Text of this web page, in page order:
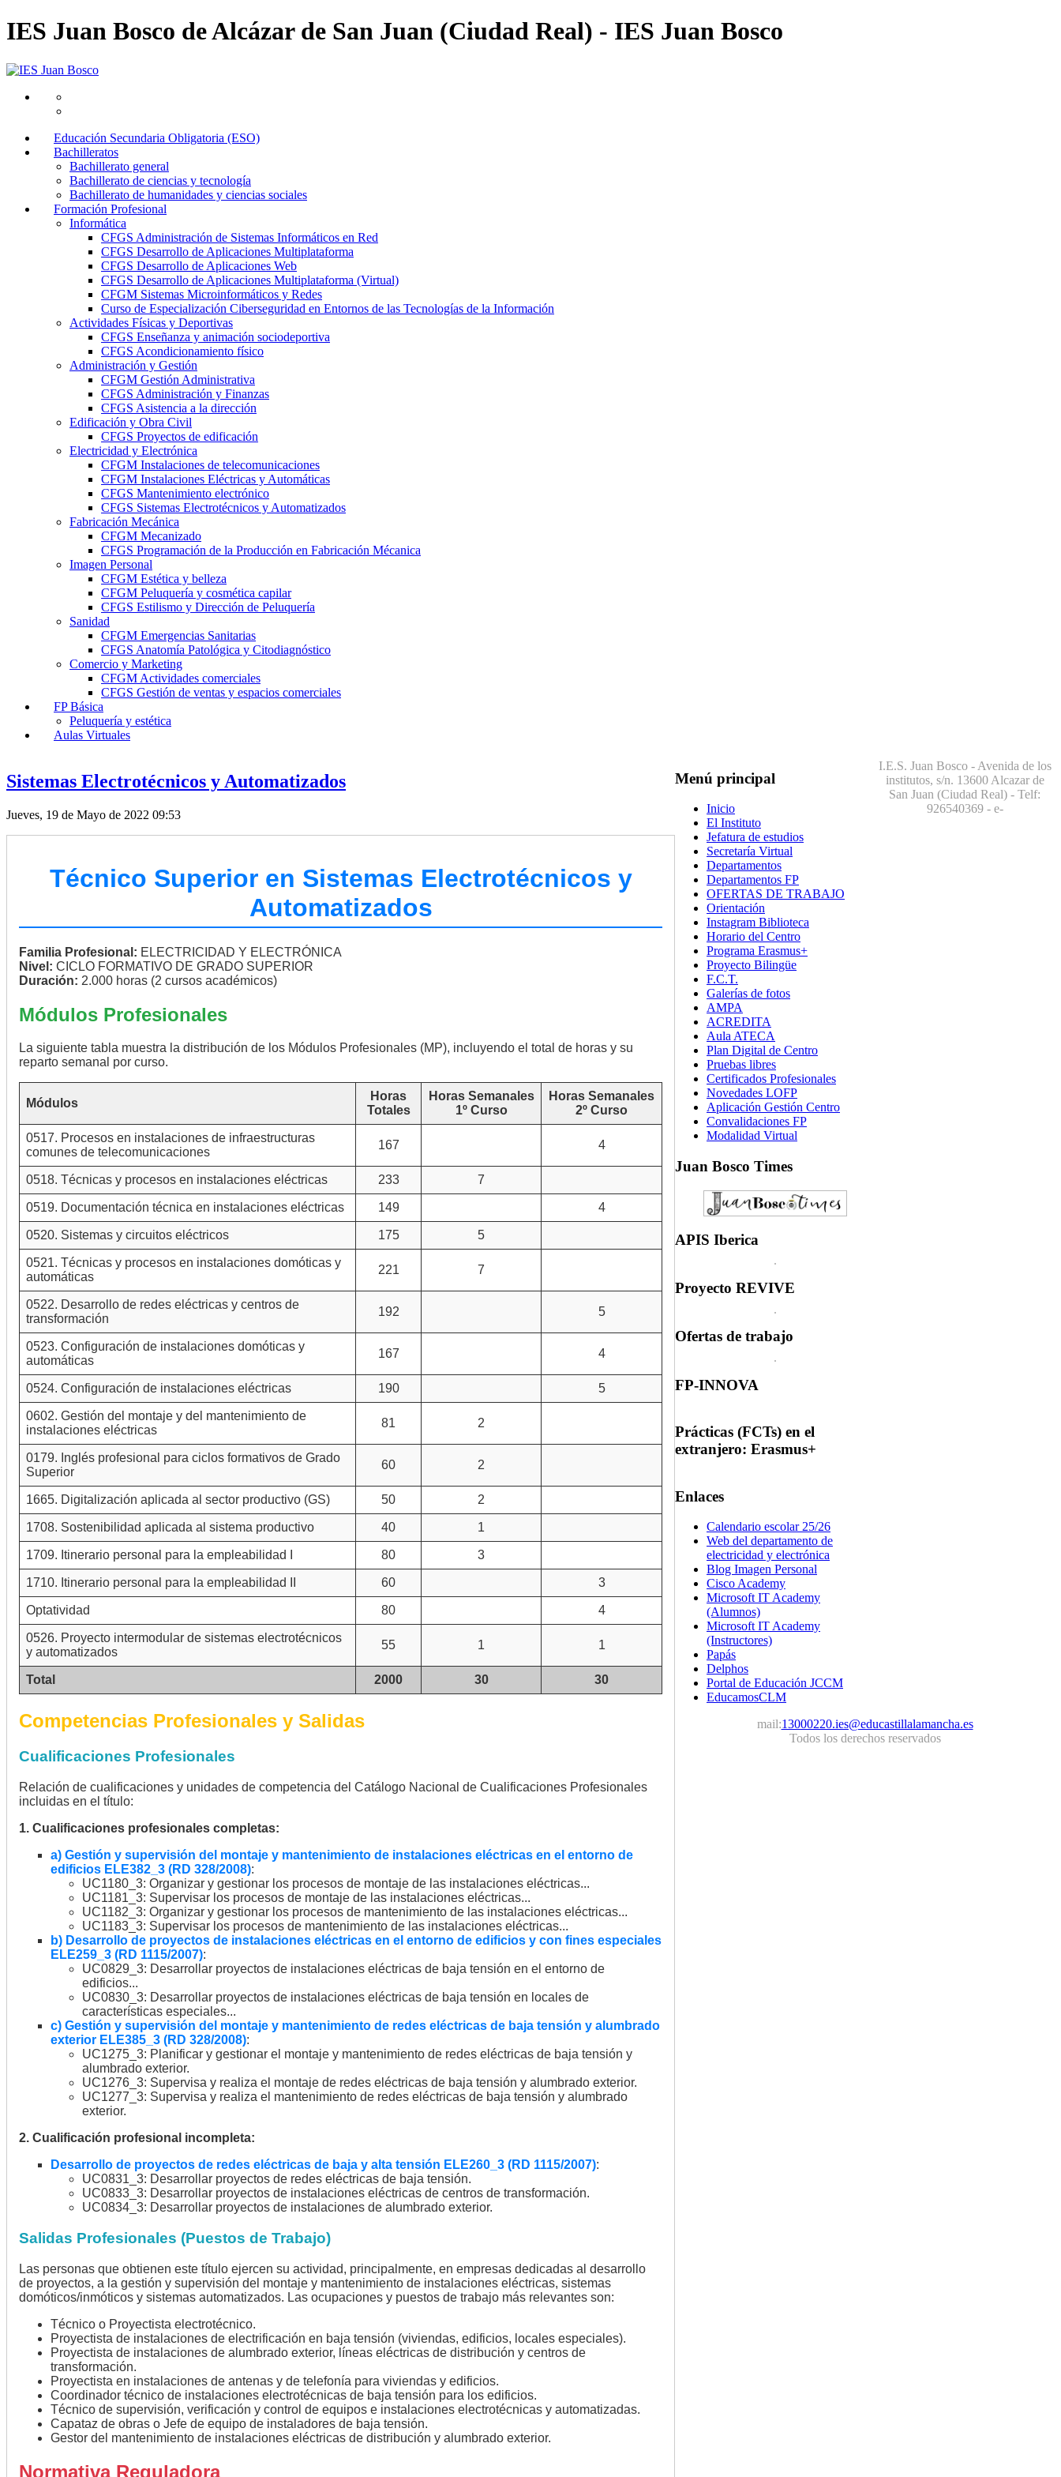
IES Juan Bosco de Alcázar de San Juan (Ciudad Real) - IES Juan Bosco
Educación Secundaria Obligatoria (ESO)
Bachilleratos
Bachillerato general
Bachillerato de ciencias y tecnología
Bachillerato de humanidades y ciencias sociales
Formación Profesional
Informática
CFGS Administración de Sistemas Informáticos en Red
CFGS Desarrollo de Aplicaciones Multiplataforma
CFGS Desarrollo de Aplicaciones Web
CFGS Desarrollo de Aplicaciones Multiplataforma (Virtual)
CFGM Sistemas Microinformáticos y Redes
Curso de Especialización Ciberseguridad en Entornos de las Tecnologías de la Información
Actividades Físicas y Deportivas
CFGS Enseñanza y animación sociodeportiva
CFGS Acondicionamiento físico
Administración y Gestión
CFGM Gestión Administrativa
CFGS Administración y Finanzas
CFGS Asistencia a la dirección
Edificación y Obra Civil
CFGS Proyectos de edificación
Electricidad y Electrónica
CFGM Instalaciones de telecomunicaciones
CFGM Instalaciones Eléctricas y Automáticas
CFGS Mantenimiento electrónico
CFGS Sistemas Electrotécnicos y Automatizados
Fabricación Mecánica
CFGM Mecanizado
CFGS Programación de la Producción en Fabricación Mécanica
Imagen Personal
CFGM Estética y belleza
CFGM Peluquería y cosmética capilar
CFGS Estilismo y Dirección de Peluquería
Sanidad
CFGM Emergencias Sanitarias
CFGS Anatomía Patológica y Citodiagnóstico
Comercio y Marketing
CFGM Actividades comerciales
CFGS Gestión de ventas y espacios comerciales
FP Básica
Peluquería y estética
Aulas Virtuales
Sistemas Electrotécnicos y Automatizados
Jueves, 19 de Mayo de 2022 09:53
Técnico Superior en Sistemas Electrotécnicos y
Automatizados
Familia Profesional: ELECTRICIDAD Y ELECTRÓNICA
Nivel: CICLO FORMATIVO DE GRADO SUPERIOR
Duración: 2.000 horas (2 cursos académicos)
Módulos Profesionales
La siguiente tabla muestra la distribución de los Módulos Profesionales (MP), incluyendo el total de horas y su
reparto semanal por curso.
Módulos
Horas
Totales
Horas Semanales
1º Curso
Horas Semanales
2º Curso
0517. Procesos en instalaciones de infraestructuras
comunes de telecomunicaciones
167 4
0518. Técnicas y procesos en instalaciones eléctricas 233 7
0519. Documentación técnica en instalaciones eléctricas 149 4
0520. Sistemas y circuitos eléctricos 175 5
0521. Técnicas y procesos en instalaciones domóticas y
automáticas
221 7
0522. Desarrollo de redes eléctricas y centros de
transformación
192 5
0523. Configuración de instalaciones domóticas y
automáticas
167 4
0524. Configuración de instalaciones eléctricas 190 5
0602. Gestión del montaje y del mantenimiento de
instalaciones eléctricas
81 2
0179. Inglés profesional para ciclos formativos de Grado
Superior
60 2
1665. Digitalización aplicada al sector productivo (GS) 50 2
1708. Sostenibilidad aplicada al sistema productivo 40 1
1709. Itinerario personal para la empleabilidad I 80 3
1710. Itinerario personal para la empleabilidad II 60 3
Optatividad 80 4
0526. Proyecto intermodular de sistemas electrotécnicos
y automatizados
55 1 1
Total 2000 30 30
Competencias Profesionales y Salidas
Cualificaciones Profesionales
Relación de cualificaciones y unidades de competencia del Catálogo Nacional de Cualificaciones Profesionales
incluidas en el título:
1. Cualificaciones profesionales completas:
a) Gestión y supervisión del montaje y mantenimiento de instalaciones eléctricas en el entorno de
edificios ELE382_3 (RD 328/2008):
UC1180_3: Organizar y gestionar los procesos de montaje de las instalaciones eléctricas...
UC1181_3: Supervisar los procesos de montaje de las instalaciones eléctricas...
UC1182_3: Organizar y gestionar los procesos de mantenimiento de las instalaciones eléctricas...
UC1183_3: Supervisar los procesos de mantenimiento de las instalaciones eléctricas...
b) Desarrollo de proyectos de instalaciones eléctricas en el entorno de edificios y con fines especiales
ELE259_3 (RD 1115/2007):
UC0829_3: Desarrollar proyectos de instalaciones eléctricas de baja tensión en el entorno de
edificios...
UC0830_3: Desarrollar proyectos de instalaciones eléctricas de baja tensión en locales de
características especiales...
c) Gestión y supervisión del montaje y mantenimiento de redes eléctricas de baja tensión y alumbrado
exterior ELE385_3 (RD 328/2008):
UC1275_3: Planificar y gestionar el montaje y mantenimiento de redes eléctricas de baja tensión y
alumbrado exterior.
UC1276_3: Supervisa y realiza el montaje de redes eléctricas de baja tensión y alumbrado exterior.
UC1277_3: Supervisa y realiza el mantenimiento de redes eléctricas de baja tensión y alumbrado
exterior.
2. Cualificación profesional incompleta:
Desarrollo de proyectos de redes eléctricas de baja y alta tensión ELE260_3 (RD 1115/2007):
UC0831_3: Desarrollar proyectos de redes eléctricas de baja tensión.
UC0833_3: Desarrollar proyectos de instalaciones eléctricas de centros de transformación.
UC0834_3: Desarrollar proyectos de instalaciones de alumbrado exterior.
Salidas Profesionales (Puestos de Trabajo)
Las personas que obtienen este título ejercen su actividad, principalmente, en empresas dedicadas al desarrollo
de proyectos, a la gestión y supervisión del montaje y mantenimiento de instalaciones eléctricas, sistemas
domóticos/inmóticos y sistemas automatizados. Las ocupaciones y puestos de trabajo más relevantes son:
Técnico o Proyectista electrotécnico.
Proyectista de instalaciones de electrificación en baja tensión (viviendas, edificios, locales especiales).
Proyectista de instalaciones de alumbrado exterior, líneas eléctricas de distribución y centros de
transformación.
Proyectista en instalaciones de antenas y de telefonía para viviendas y edificios.
Coordinador técnico de instalaciones electrotécnicas de baja tensión para los edificios.
Técnico de supervisión, verificación y control de equipos e instalaciones electrotécnicas y automatizadas.
Capataz de obras o Jefe de equipo de instaladores de baja tensión.
Gestor del mantenimiento de instalaciones eléctricas de distribución y alumbrado exterior.
Normativa Reguladora
Menú principal
Inicio
El Instituto
Jefatura de estudios
Secretaría Virtual
Departamentos
Departamentos FP
OFERTAS DE TRABAJO
Orientación
Instagram Biblioteca
Horario del Centro
Programa Erasmus+
Proyecto Bilingüe
F.C.T.
Galerías de fotos
AMPA
ACREDITA
Aula ATECA
Plan Digital de Centro
Pruebas libres
Certificados Profesionales
Novedades LOFP
Aplicación Gestión Centro
Convalidaciones FP
Modalidad Virtual
Juan Bosco Times
APIS Iberica
Proyecto REVIVE
Ofertas de trabajo
FP-INNOVA
Prácticas (FCTs) en el
extranjero: Erasmus+
Enlaces
Calendario escolar 25/26
Web del departamento de
electricidad y electrónica
Blog Imagen Personal
Cisco Academy
Microsoft IT Academy
(Alumnos)
Microsoft IT Academy
(Instructores)
Papás
Delphos
Portal de Educación JCCM
EducamosCLM
I.E.S. Juan Bosco - Avenida de los
institutos, s/n. 13600 Alcazar de
San Juan (Ciudad Real) - Telf:
926540369- e-
mail:13000220.ies@educastillalamancha.es
Todos los derechos reservados